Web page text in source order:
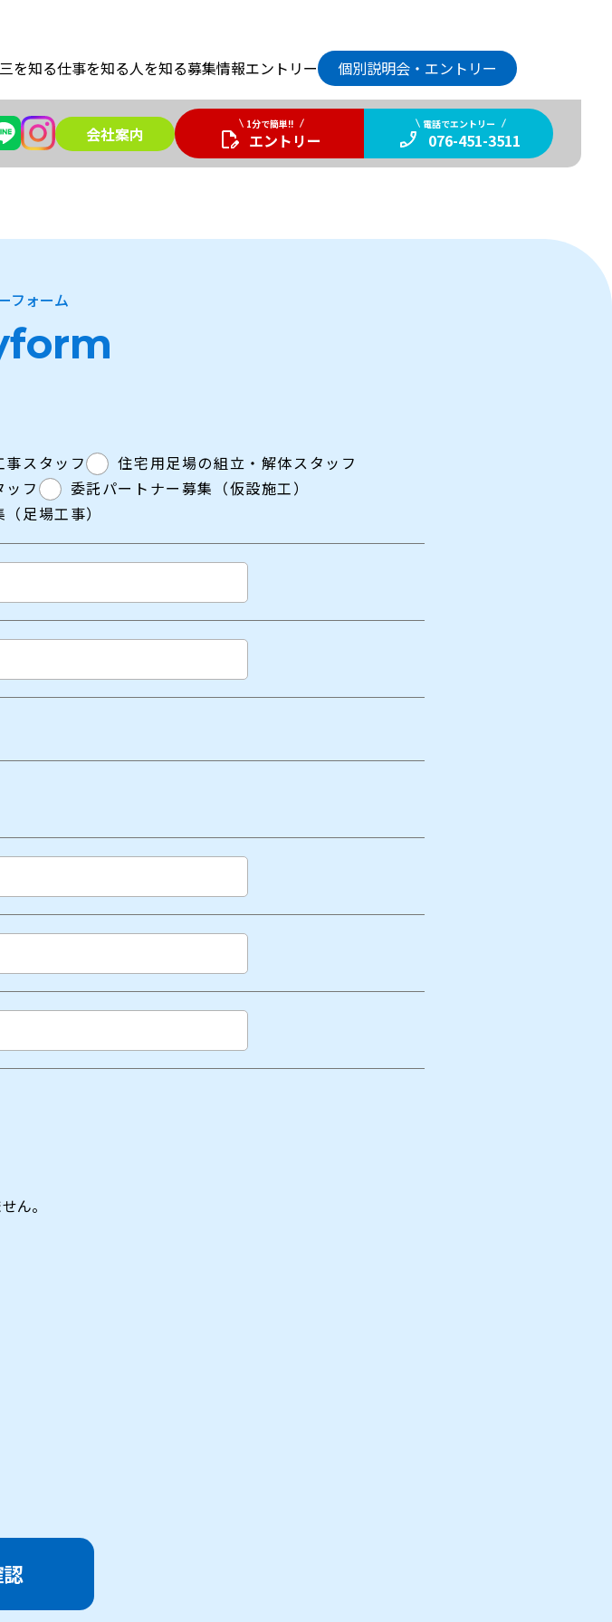
を知る仕事を知る人を知る募集情報エントリー 個別説明会・エントリー
会社案内 1分で簡単!!
エントリー
電話でエントリー
076-451-3511
フォーム
事スタッフ
住宅用足場の組立・解体スタッフ
フ
委託パートナー募集（仮設施工）
足場工事）
ん。